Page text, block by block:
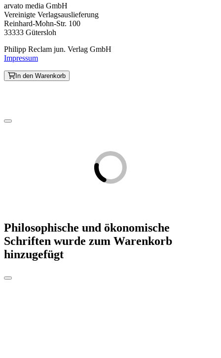
arvato media GmbH
Vereinigte Verlagsauslieferung
Reinhard-Mohn-Str. 100
33333 Gütersloh
Philipp Reclam jun. Verlag GmbH
Impressum
In den Warenkorb
Philosophische und ökonomische
Schriften wurde zum Warenkorb
hinzugefügt